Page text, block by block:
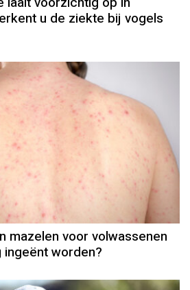
u de ziekte bij vogels
mazelen voor volwassenen
ingeënt worden?